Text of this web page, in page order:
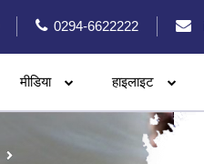
0294-6622222
मीडिया हाइलाइट